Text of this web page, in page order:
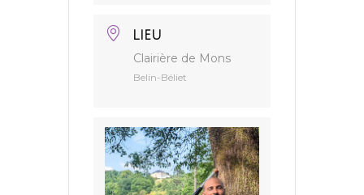
LIEU
Clairière de Mons
Belin-Béliet